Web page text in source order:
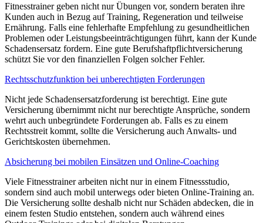
Fitnesstrainer geben nicht nur Übungen vor, sondern beraten ihre
Kunden auch in Bezug auf Training, Regeneration und teilweise
Ernährung. Falls eine fehlerhafte Empfehlung zu gesundheitlichen
Problemen oder Leistungsbeeinträchtigungen führt, kann der Kunde
Schadensersatz fordern. Eine gute Berufshaftpflichtversicherung
schützt Sie vor den finanziellen Folgen solcher Fehler.
Rechtsschutzfunktion bei unberechtigten Forderungen
Nicht jede Schadensersatzforderung ist berechtigt. Eine gute
Versicherung übernimmt nicht nur berechtigte Ansprüche, sondern
wehrt auch unbegründete Forderungen ab. Falls es zu einem
Rechtsstreit kommt, sollte die Versicherung auch Anwalts- und
Gerichtskosten übernehmen.
Absicherung bei mobilen Einsätzen und Online-Coaching
Viele Fitnesstrainer arbeiten nicht nur in einem Fitnessstudio,
sondern sind auch mobil unterwegs oder bieten Online-Training an.
Die Versicherung sollte deshalb nicht nur Schäden abdecken, die in
einem festen Studio entstehen, sondern auch während eines